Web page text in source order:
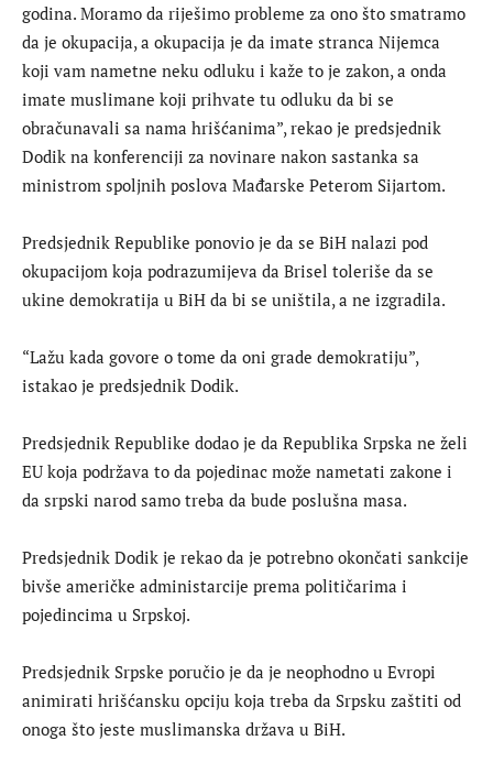
godina. Moramo da riješimo probleme za ono što smatramo
da je okupacija, a okupacija je da imate stranca Nijemca
koji vam nametne neku odluku i kaže to je zakon, a onda
imate muslimane koji prihvate tu odluku da bi se
obračunavali sa nama hrišćanima”, rekao je predsjednik
Dodik na konferenciji za novinare nakon sastanka sa
ministrom spoljnih poslova Mađarske Peterom Sijartom.
Predsjednik Republike ponovio je da se BiH nalazi pod
okupacijom koja podrazumijeva da Brisel toleriše da se
ukine demokratija u BiH da bi se uništila, a ne izgradila.
“Lažu kada govore o tome da oni grade demokratiju”,
istakao je predsjednik Dodik.
Predsjednik Republike dodao je da Republika Srpska ne želi
EU koja podržava to da pojedinac može nametati zakone i
da srpski narod samo treba da bude poslušna masa.
Predsjednik Dodik je rekao da je potrebno okončati sankcije
bivše američke administarcije prema političarima i
pojedincima u Srpskoj.
Predsjednik Srpske poručio je da je neophodno u Evropi
animirati hrišćansku opciju koja treba da Srpsku zaštiti od
onoga što jeste muslimanska država u BiH.